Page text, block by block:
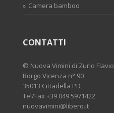
Camera bamboo
CONTATTI
© Nuova Vimini di Zurlo Flavio
Borgo Vicenza n° 90
35013 Cittadella PD
Tel/Fax +39 049 5971422
nuovavimini@libero.it